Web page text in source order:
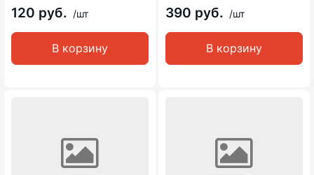
120 руб. /шт
В корзину
390 руб. /шт
В корзину